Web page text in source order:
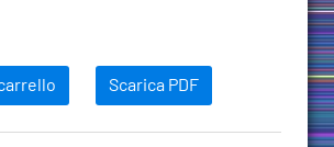
Scarica PDF